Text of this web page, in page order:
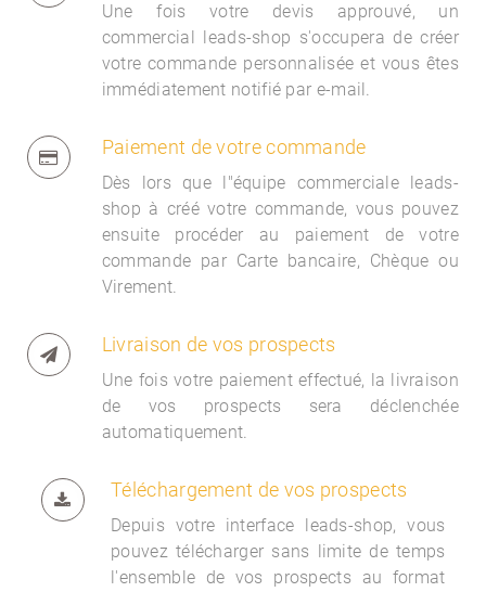
Une fois votre devis approuvé, un
commercial leads-shop s'occupera de créer
votre commande personnalisée et vous êtes
immédiatement notifié par e-mail.
Paiement de votre commande
Dès lors que l"équipe commerciale leads-
shop à créé votre commande, vous pouvez
ensuite procéder au paiement de votre
commande par Carte bancaire, Chèque ou
Virement.
Livraison de vos prospects
Une fois votre paiement effectué, la livraison
de vos prospects sera déclenchée
automatiquement.
Téléchargement de vos prospects
Depuis votre interface leads-shop, vous
pouvez télécharger sans limite de temps
l'ensemble de vos prospects au format